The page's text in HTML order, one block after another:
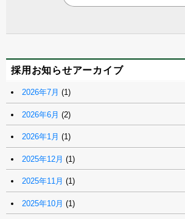
採用お知らせアーカイブ
2026年7月 (1)
2026年6月 (2)
2026年1月 (1)
2025年12月 (1)
2025年11月 (1)
2025年10月 (1)